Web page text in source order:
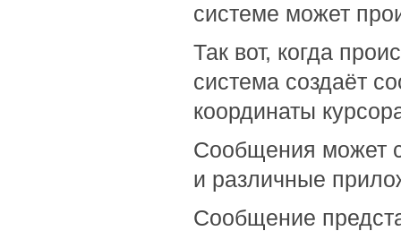
системе может
Так вот, когда
система создаёт
координаты
Сообщения может
и различные
Сообщение